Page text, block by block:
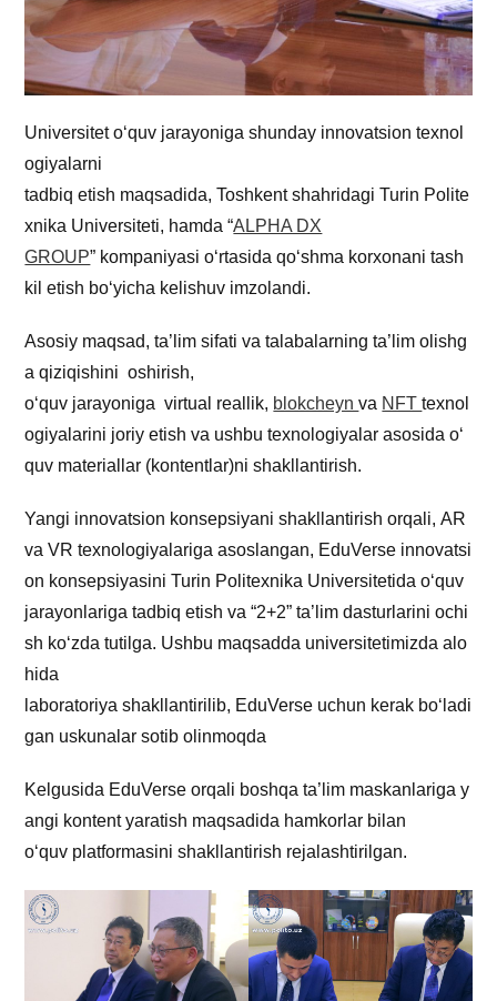
Universitet o‘quv jarayoniga shunday innovatsion texnol
ogiyalarni
tadbiq etish maqsadida, Toshkent shahridagi Turin Polite
xnika Universiteti, hamda “ALPHA DX
GROUP” kompaniyasi o‘rtasida qo‘shma korxonani tash
kil etish bo‘yicha kelishuv imzolandi.
Asosiy maqsad, ta’lim sifati va talabalarning ta’lim olishg
a qiziqishini oshirish,
o‘quv jarayoniga virtual reallik, blokcheynva NFTtexnol
ogiyalarini joriy etish va ushbu texnologiyalar asosida o‘
quv materiallar (kontentlar)ni shakllantirish.
Yangi innovatsion konsepsiyani shakllantirish orqali, AR
va VR texnologiyalariga asoslangan, EduVerse innovatsi
on konsepsiyasini Turin Politexnika Universitetida o‘quv
jarayonlariga tadbiq etish va “2+2” ta’lim dasturlarini ochi
sh ko‘zda tutilga. Ushbu maqsadda universitetimizda alo
hida
laboratoriya shakllantirilib, EduVerse uchun kerak bo‘ladi
gan uskunalar sotib olinmoqda
Kelgusida EduVerse orqali boshqa ta’lim maskanlariga y
angi kontent yaratish maqsadida hamkorlar bilan
o‘quv platformasini shakllantirish rejalashtirilgan.